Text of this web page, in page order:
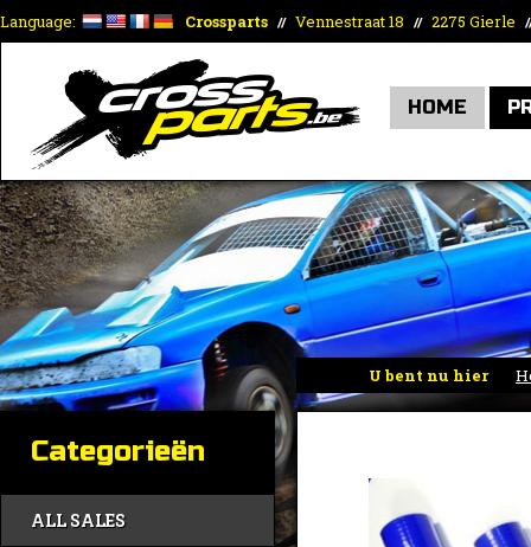
Language: Crossparts // Vennestraat 18 // 2275 Gierle
HOME
U bent nu hier
Categorieën
ALL SALES